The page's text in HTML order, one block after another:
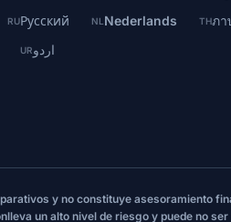
RUРусский NL Nederlands THภา
URاردو
y no constituye asesoramiento
un alto nivel de riesgo y puede no